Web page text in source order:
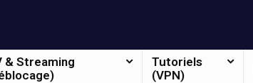
& Streaming
Tutoriels
(VPN)